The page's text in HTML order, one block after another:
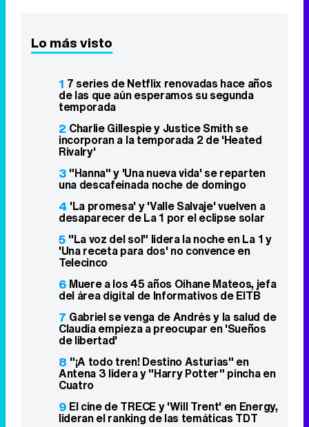
Lo más visto
1 7 series de Netflix renovadas hace años
de las que aún esperamos su segunda
temporada
2 Charlie Gillespie y Justice Smith se
incorporan a la temporada 2 de 'Heated
Rivalry'
3 "Hanna" y 'Una nueva vida' se reparten
una descafeinada noche de domingo
4 'La promesa' y 'Valle Salvaje' vuelven a
desaparecer de La 1 por el eclipse solar
5 "La voz del sol" lidera la noche en La 1 y
'Una receta para dos' no convence en
Telecinco
6 Muere a los 45 años Oihane Mateos, jefa
del área digital de Informativos de EITB
7 Gabriel se venga de Andrés y la salud de
Claudia empieza a preocupar en 'Sueños
de libertad'
8 "¡A todo tren! Destino Asturias" en
Antena 3 lidera y "Harry Potter" pincha en
Cuatro
9 El cine de TRECE y 'Will Trent' en Energy,
lideran el ranking de las temáticas TDT